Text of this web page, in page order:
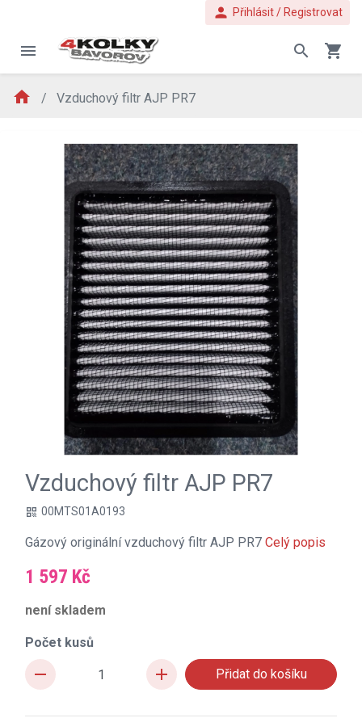
person Přihlásit / Registrovat
menu search shopping_cart
home Vzduchový filtr AJP PR7
Vzduchový filtr AJP PR7
qr_code 00MTS01A0193
Gázový originální vzduchový filtr AJP PR7 Celý popis
1 597 Kč
není skladem
Počet kusů
remove add